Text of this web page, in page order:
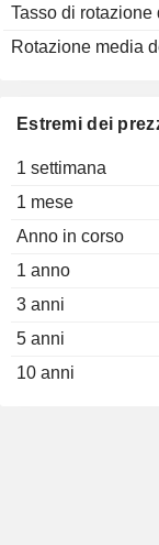
Tasso di rotazione
Rotazione media
Estremi dei
1 settimana
1 mese
Anno in corso
1 anno
3 anni
5 anni
10 anni